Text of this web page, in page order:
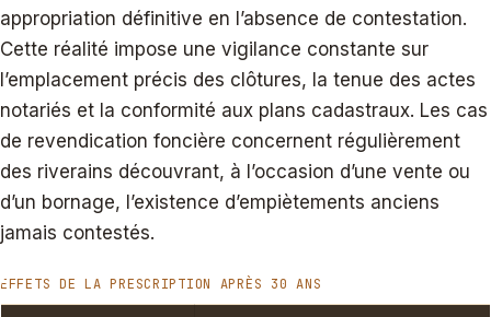
appropriation définitive en l’absence de contestation.
Cette réalité impose une vigilance constante sur
l’emplacement précis des clôtures, la tenue des actes
notariés et la conformité aux plans cadastraux. Les cas
de revendication foncière concernent régulièrement
des riverains découvrant, à l’occasion d’une vente ou
d’un bornage, l’existence d’empiètements anciens
jamais contestés.
EFFETS DE LA PRESCRIPTION APRÈS 30 ANS